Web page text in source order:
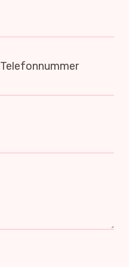
Telefonnummer